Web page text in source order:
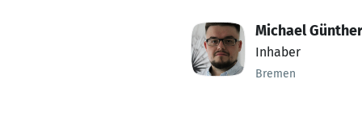
Michael Günther
Inhaber
Bremen